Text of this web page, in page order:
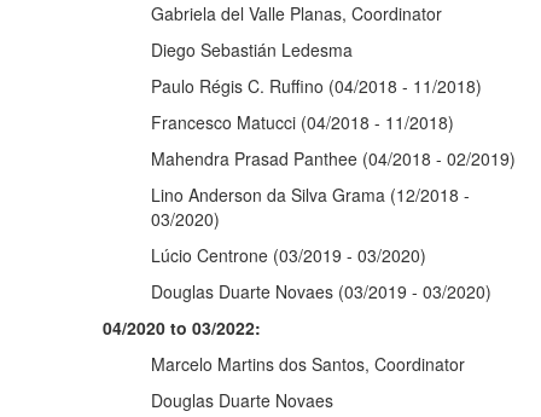
Gabriela del Valle Planas, Coordinator
Diego Sebastián Ledesma
Paulo Régis C. Ruffino (04/2018 - 11/2018)
Francesco Matucci (04/2018 - 11/2018)
Mahendra Prasad Panthee (04/2018 - 02/2019)
Lino Anderson da Silva Grama (12/2018 -
03/2020)
Lúcio Centrone (03/2019 - 03/2020)
Douglas Duarte Novaes (03/2019 - 03/2020)
04/2020 to 03/2022:
Marcelo Martins dos Santos, Coordinator
Douglas Duarte Novaes